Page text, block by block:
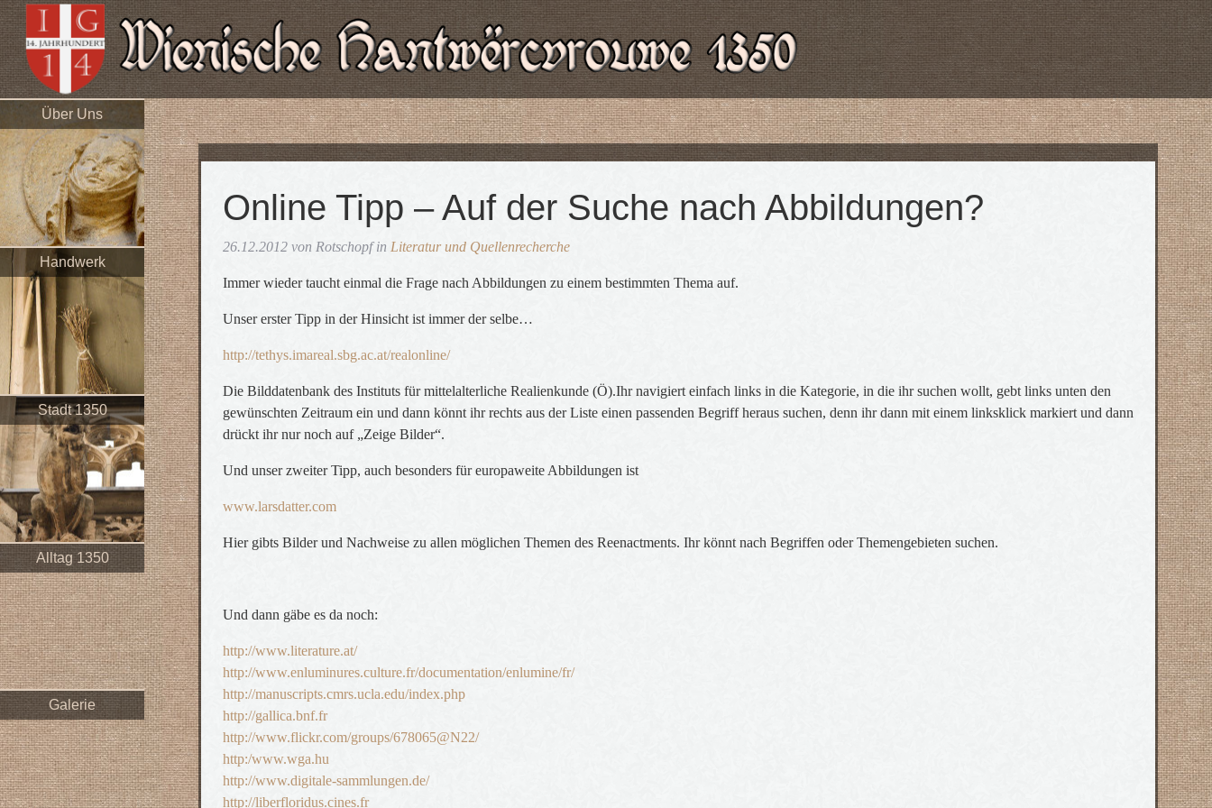
Online Tipp – Auf der Suche nach Abbildungen?
26.12.2012 von Rotschopf in Literatur und Quellenrecherche
Immer wieder taucht einmal die Frage nach Abbildungen zu einem bestimmten Thema auf.
Unser erster Tipp in der Hinsicht ist immer der selbe…
http://tethys.imareal.sbg.ac.at/realonline/
Die Bilddatenbank des Instituts für mittelalterliche Realienkunde (Ö).Ihr navigiert einfach links in die Kategorie, in die ihr suchen wollt, gebt links unten den
gewünschten Zeitraum ein und dann könnt ihr rechts aus der Liste einen passenden Begriff heraus suchen, denn ihr dann mit einem linksklick markiert und dann
drückt ihr nur noch auf „Zeige Bilder“.
Und unser zweiter Tipp, auch besonders für europaweite Abbildungen ist
www.larsdatter.com
Hier gibts Bilder und Nachweise zu allen möglichen Themen des Reenactments. Ihr könnt nach Begriffen oder Themengebieten suchen.
Und dann gäbe es da noch:
http://www.literature.at/
http://www.enluminures.culture.fr/documentation/enlumine/fr/
http://manuscripts.cmrs.ucla.edu/index.php
http://gallica.bnf.fr
http://www.flickr.com/groups/678065@N22/
http:/www.wga.hu
http://www.digitale-sammlungen.de/
http://liberfloridus.cines.fr
Über Uns
Handwerk
Stadt 1350
Alltag 1350
Galerie